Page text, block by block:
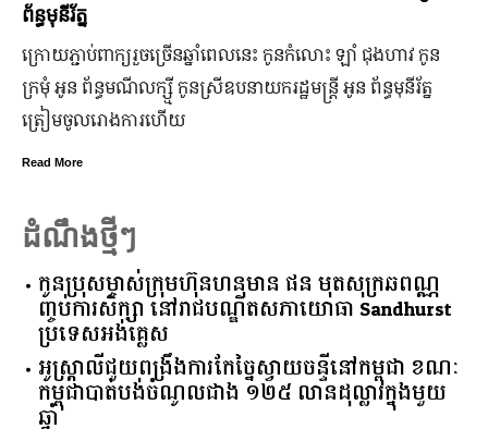
ក្យ​រួច​ច្រើន​ឆ្នាំ​ពេលនេះ កូនកំលោះ ឡាំ ជុងហាវ កូន
ណីលក្ស្មី កូនស្រី​ឧបនាយករដ្ឋមន្ត្រី អូន ព័ន្ធមុនីរ័ត្ន
ការ​ហើយ
ក្រុមហ៊ុន
ឡើង បើទោះ
ដំណឹងថ្មីៗ
កូនប្រុសម្ចាស់ក្រុមហ៊ុនហនុមាន ផន មុតសុក្រឆពណ្ណ
ញ្ចប់ការសិក្សា នៅរាជបណ្ឌិតសភាយោធា Sandhurst
ប្រទេសអង់គ្លេស
អូស្ត្រាលី​ជួយ​ពង្រឹង​ការ​កែច្នៃ​ស្វាយចន្ទី​នៅ​កម្ពុជា​ ​ខណៈ​
កម្ពុជា​បាត់បង់​ចំណូល​ជាង​ ​១២៥​ ​លាន​ដុល្លារ​ក្នុង​មួយ​
ឆ្នាំ​